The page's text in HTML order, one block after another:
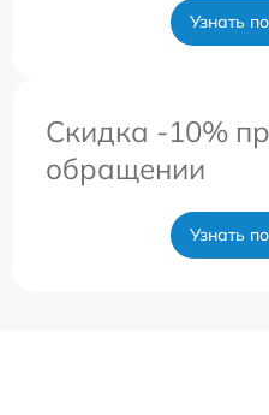
Узнать
Скидка -10%
обращении
Узнать